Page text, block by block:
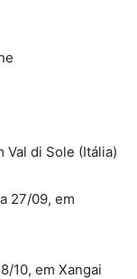
di Sole (Itália)
27/09, em
10, em Xangai